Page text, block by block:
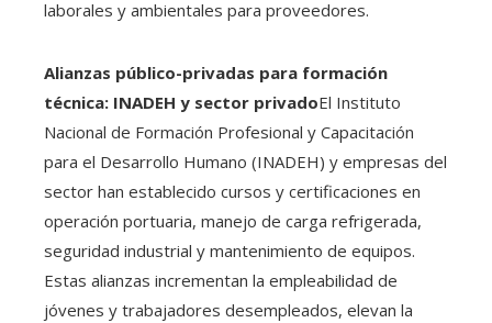
laborales y ambientales para proveedores.
Alianzas público-privadas para formación
técnica: INADEH y sector privadoEl Instituto
Nacional de Formación Profesional y Capacitación
para el Desarrollo Humano (INADEH) y empresas del
sector han establecido cursos y certificaciones en
operación portuaria, manejo de carga refrigerada,
seguridad industrial y mantenimiento de equipos.
Estas alianzas incrementan la empleabilidad de
jóvenes y trabajadores desempleados, elevan la